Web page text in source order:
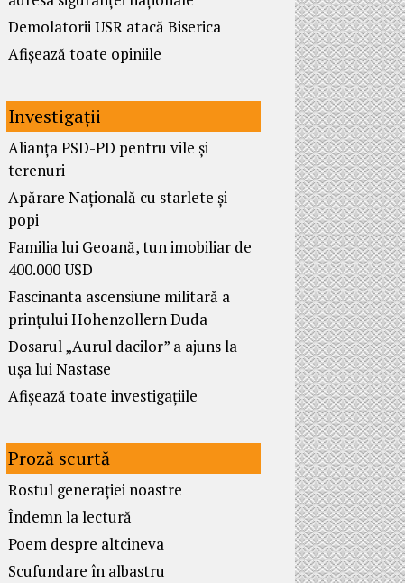
Demolatorii USR atacă Biserica
Afișează toate opiniile
Investigații
Alianța PSD-PD pentru vile și
terenuri
Apărare Națională cu starlete și
popi
Familia lui Geoană, tun imobiliar de
400.000 USD
Fascinanta ascensiune militară a
prințului Hohenzollern Duda
Dosarul „Aurul dacilor” a ajuns la
ușa lui Nastase
Afișează toate investigațiile
Proză scurtă
Rostul generației noastre
Îndemn la lectură
Poem despre altcineva
Scufundare în albastru